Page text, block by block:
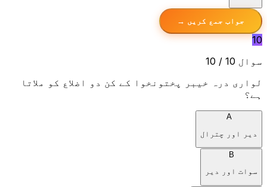
جواب جمع کریں →
10
سوال 10 / 10
لواری درہ خیبر پختونخوا کے کن دو اضلاع کو ملاتا
ہے؟
A
دیر اور چترال
B
سوات اور دیر